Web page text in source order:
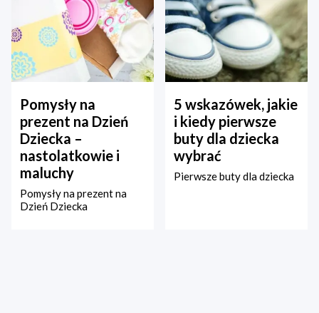
Pomysły na
prezent na Dzień
Dziecka –
nastolatkowie i
maluchy
Pomysły na prezent na
Dzień Dziecka
5 wskazówek, jakie
i kiedy pierwsze
buty dla dziecka
wybrać
Pierwsze buty dla dziecka